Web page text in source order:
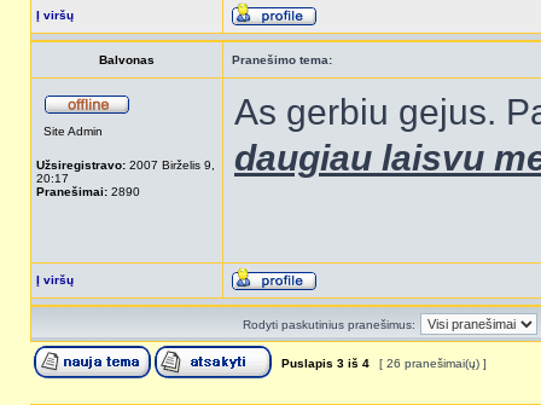
Į viršų
Balvonas Pranešimo tema:
Site Admin
Užsiregistravo: 2007 Birželis 9,
20:17
Pranešimai: 2890
As gerbiu gejus.
daugiau laisvu
Į viršų
Rodyti paskutinius pranešimus:
Puslapis 3 iš 4 [ 26 pranešimai(ų) ]